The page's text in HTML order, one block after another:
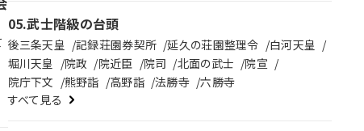
05.武士階級の台頭
後三条天皇 記録荘園券契所 延久の荘園整理令
白河天皇
堀川天皇
院政 院近臣 院司 北面の武士
院宣
院庁下文
熊野詣 高野詣 法勝寺
六勝寺
すべて見る